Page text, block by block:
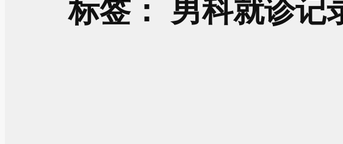
标签： 男科就诊记